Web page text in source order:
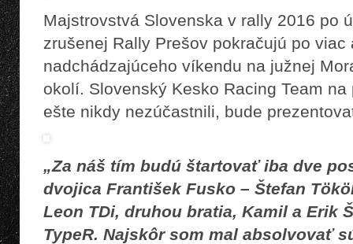
Majstrovstvá Slovenska v rally 2016 po
zrušenej Rally Prešov pokračujú po
nadchádzajúceho víkendu na južnej
okolí. Slovenský Kesko Racing Team
ešte nikdy nezúčastnili, bude
„Za náš tím budú štartovať iba dve
dvojica František Fusko – Štefan
Leon TDi, druhou bratia, Kamil a Erik
TypeR. Najskôr som mal absolvovať